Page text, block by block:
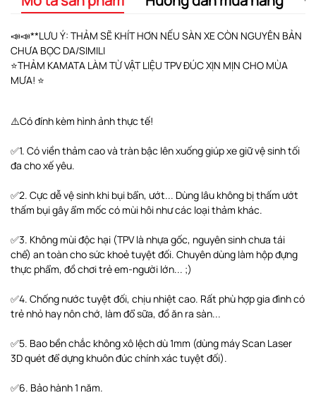
📣📣**LƯU Ý: THẢM SẼ KHÍT HƠN NẾU SÀN XE CÒN NGUYÊN BẢN
CHƯA BỌC DA/SIMILI
⭐️THẢM KAMATA LÀM TỪ VẬT LIỆU TPV ĐÚC XỊN MỊN CHO MÙA
MƯA! ⭐️
⚠️Có đính kèm hình ảnh thực tế!
✅1. Có viền thảm cao và tràn bậc lên xuống giúp xe giữ vệ sinh tối
đa cho xế yêu.
✅2. Cực dễ vệ sinh khi bụi bẩn, ướt... Dùng lâu không bị thấm ướt
thấm bụi gây ẩm mốc có mùi hôi như các loại thảm khác.
✅3. Không mùi độc hại (TPV là nhựa gốc, nguyên sinh chưa tái
chế) an toàn cho sức khoẻ tuyệt đối. Chuyên dùng làm hộp đựng
thực phẩm, đồ chơi trẻ em-người lớn... ;)
✅4. Chống nước tuyệt đối, chịu nhiệt cao. Rất phù hợp gia đình có
trẻ nhỏ hay nôn chớ, làm đổ sữa, đồ ăn ra sàn...
✅5. Bao bền chắc không xô lệch dù 1mm (dùng máy Scan Laser
3D quét để dựng khuôn đúc chính xác tuyệt đối).
✅6. Bảo hành 1 năm.